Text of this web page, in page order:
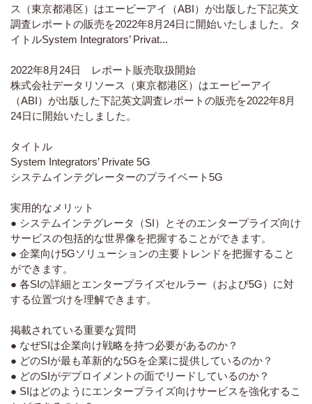
ス（東京都港区）はエービーアイ（ABI）が出版した下記英文
調査レポートの販売を2022年8月24日に開始いたしました。タ
イトルSystem Integrators’ Privat...
2022年8月24日 レポート販売取扱開始
株式会社データリソース（東京都港区）はエービーアイ
（ABI）が出版した下記英文調査レポートの販売を2022年8月
24日に開始いたしました。
タイトル
System Integrators’ Private 5G
システムインテグレーターのプライベート5G
実用的なメリット
● システムインテグレータ（SI）とそのエンタープライズ向け
サービスの包括的な世界像を把握することができます。
● 企業向け5Gソリューションの主要トレンドを把握すること
ができます。
● 各SIの詳細とエンタープライズセルラー（および5G）に対
する位置づけを理解できます。
掲載されている重要な質問
● なぜSIは企業向け戦略を持つ必要があるのか？
● どのSIが最も革新的な5Gを企業に提供しているのか？
● どのSIがデプロイメントの面でリードしているのか？
● SIはどのようにエンタープライズ向けサービスを強化するこ